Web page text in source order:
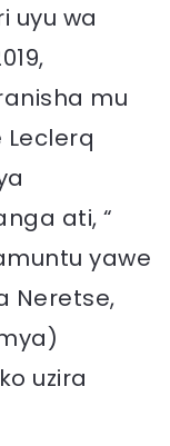
uyu wa
mu
Leclerq
ati, “
yawe
Neretse,
uzira